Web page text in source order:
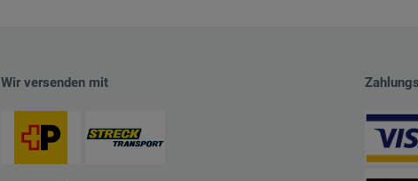
Wir versenden mit